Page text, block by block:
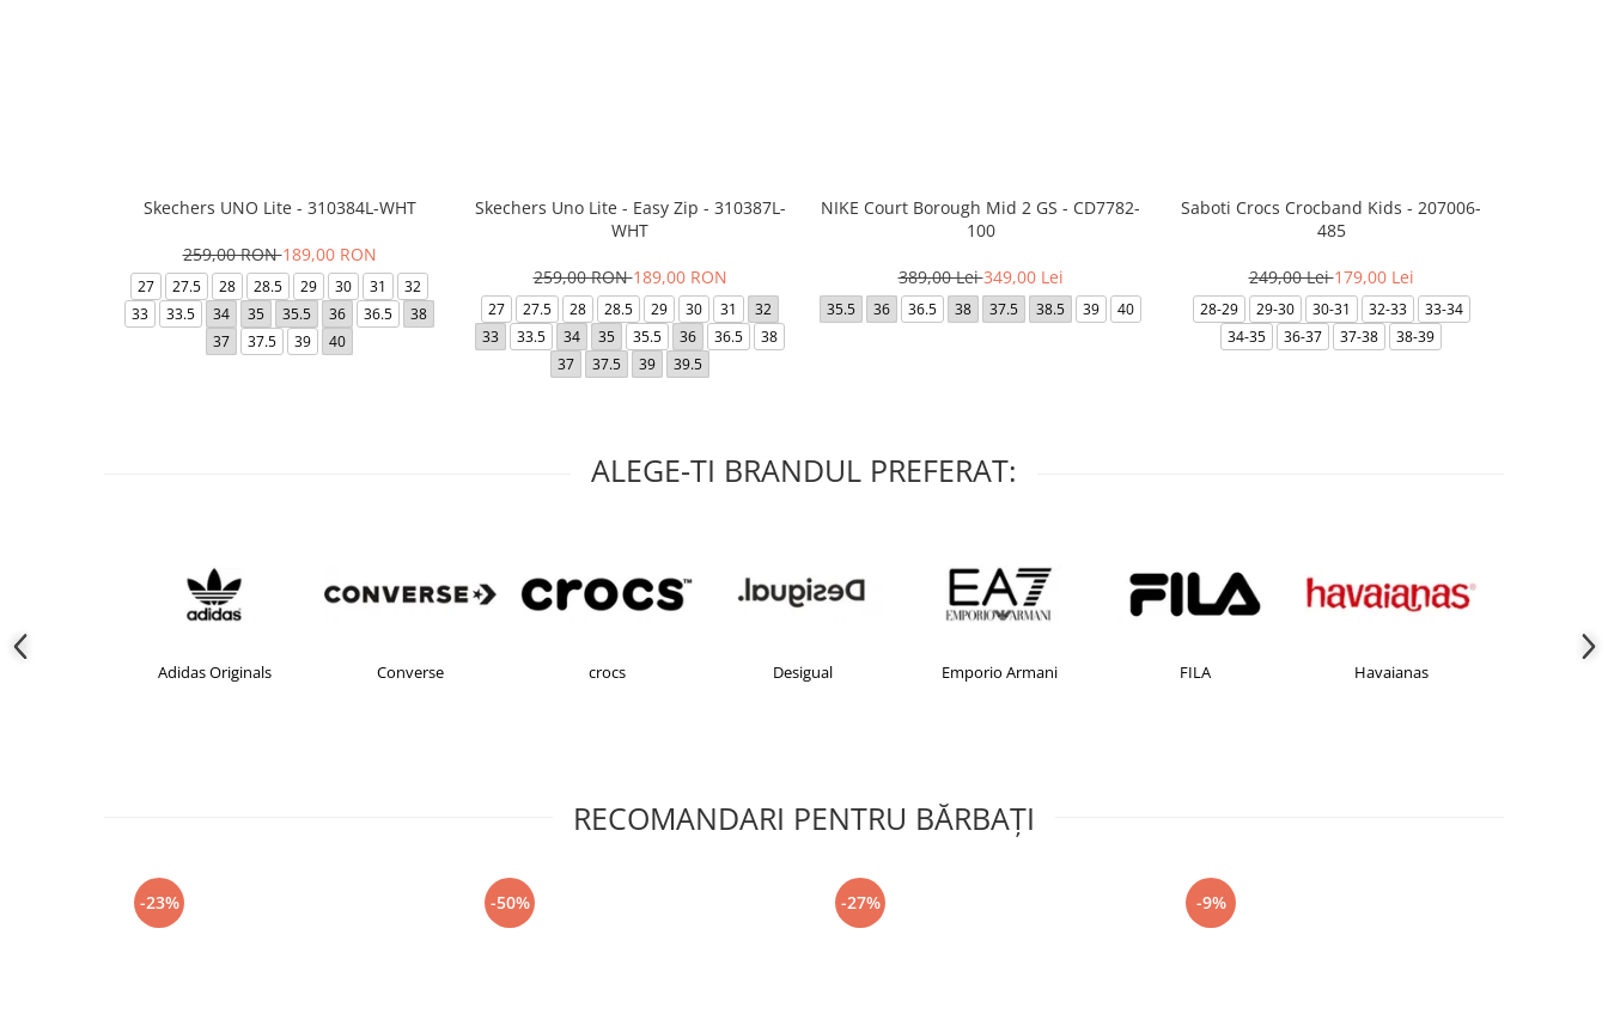
Skechers UNO Lite - 310384L-WHT
259,00 RON189,00 RON
27 27.5 28 28.5 29 30 31
32
33
33.5 34 35 35.5 36 36.5
38
37
37.5 39 40
Skechers Uno Lite - Easy Zip - 310387L-
WHT
259,00 RON189,00 RON
27 27.5 28 28.5 29 30 31
32
33
33.5 34 35 35.5 36 36.5
38
37
37.5 39 39.5
NIKE Court Borough Mid 2 GS - CD7782-
100
389,00 Lei349,00 Lei
35.5 36 36.5 38 37.5 38.5 39 40
Saboti Crocs Crocband Kids - 207006-
485
249,00 Lei179,00 Lei
28-29 29-30 30-31 32-33
33-34
34-35
36-37 37-38 38-39
ALEGE-TI BRANDUL PREFERAT:
Adidas Originals Emporio Armani
RECOMANDARI PENTRU BĂRBAŢI
-23% -50% -27% -9%